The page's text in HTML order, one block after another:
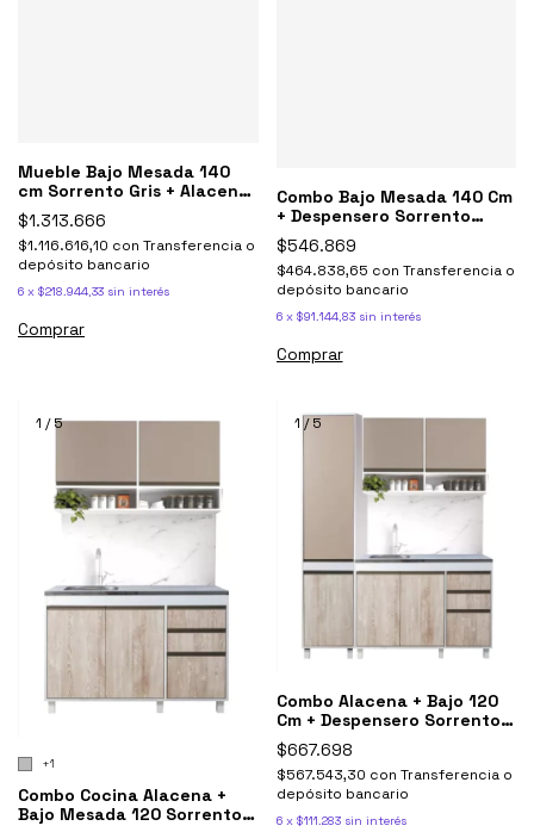
Mueble Bajo Mesada 140
cm Sorrento Gris + Alacenas
+ Tolva + Mesada Johnson
bacha simple
$1.313.666
$1.116.616,10 con Transferencia o
depósito bancario
6 x $218.944,33 sin interés
Comprar
Combo Bajo Mesada 140 Cm
+ Despensero Sorrento
Ricchezze
$546.869
$464.838,65 con Transferencia o
depósito bancario
6 x $91.144,83 sin interés
Comprar
1 /5
+1
Combo Cocina Alacena +
Bajo Mesada 120 Sorrento
1 /5
Combo Alacena + Bajo 120
Cm + Despensero Sorrento
Ricchezze
$667.698
$567.543,30 con Transferencia o
depósito bancario
6 x $111.283 sin interés